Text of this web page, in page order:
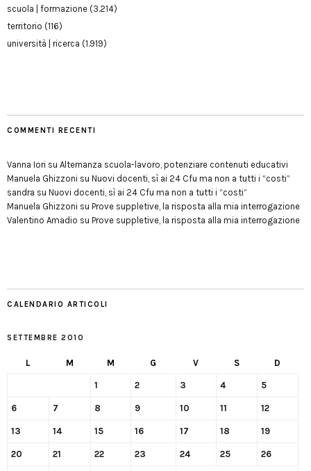
scuola | formazione (3.214)
territorio (116)
università | ricerca (1.919)
COMMENTI RECENTI
Vanna Iori su Alternanza scuola-lavoro, potenziare contenuti educativi
Manuela Ghizzoni su Nuovi docenti, sì ai 24 Cfu ma non a tutti i “costi”
sandra su Nuovi docenti, sì ai 24 Cfu ma non a tutti i “costi”
Manuela Ghizzoni su Prove suppletive, la risposta alla mia interrogazione
Valentino Amadio su Prove suppletive, la risposta alla mia interrogazione
CALENDARIO ARTICOLI
SETTEMBRE 2010
L M M G V S D
1 2 3 4 5
6 7 8 9 10 11 12
13 14 15 16 17 18 19
20 21 22 23 24 25 26